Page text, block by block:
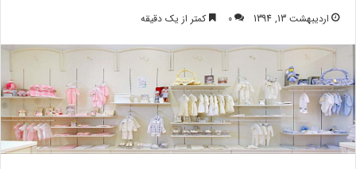
اردیبهشت 13, 1394 0 کمتر از یک دقیقه